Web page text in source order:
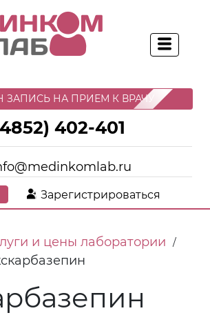
НА ПРИЕМ К ВРАЧУ
402-401
Зарегистрироваться
и цены лаборатории /